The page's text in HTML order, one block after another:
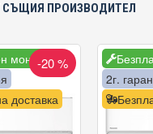
СЪЩИЯ ПРОИЗВОДИТЕЛ
монтаж
доставка
-20 %
2г.